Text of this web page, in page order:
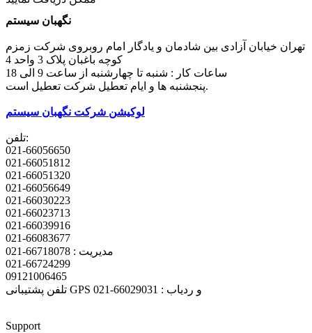
نگهبان سیستم
تهران خیابان آزادی بین شادمان و یادگار امام روبروی شرکت زمزم
کوچه باغبان پلاک 3 واحد 4
پنجشنبه ها و ایام تعطیل شرکت تعطیل است.
لوکیشن شرکت نگهبان سیستم
تلفن:
021-66056650
021-66051812
021-66051320
021-66056649
021-66030223
021-66023713
021-66039916
021-66083677
مدیریت : 66718078-021
021-66724299
09121006465
تلفن پشتیبانی GPS و ردیاب : 66029031-021
Support